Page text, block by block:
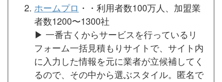
ホームプロ ・・利用者数100万人、加盟業
者数1200〜1300社
▶︎ 一番古くからサービスを行っているリ
フォーム一括見積もりサイトで、サイト内
に入力した情報を元に業者が立候補してく
るので、その中から選ぶスタイル。匿名で